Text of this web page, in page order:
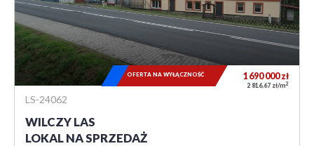
LS-24062
WILCZY LAS
LOKAL NA SPRZEDAŻ
1 690 000zł
2 816,67 zł/m2
OFERTA NA WYŁĄCZNOŚĆ